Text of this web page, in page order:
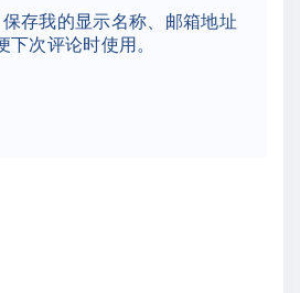
存我的显示名称、邮箱地址
次评论时使用。